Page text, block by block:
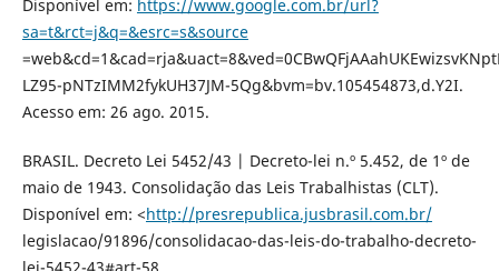
Disponível em: https://www.google.com.br/url?
sa=t&rct=j&q=&esrc=s&source
LZ95-pNTzIMM2fykUH37JM-5Qg&bvm=bv.105454873,d.Y2I.
Acesso em: 26 ago. 2015.
BRASIL. Decreto Lei 5452/43 | Decreto-lei n.º 5.452, de 1º de
maio de 1943. Consolidação das Leis Trabalhistas (CLT).
Disponível em: <http://presrepublica.jusbrasil.com.br/
legislacao/91896/consolidacao-das-leis-do-trabalho-decreto-